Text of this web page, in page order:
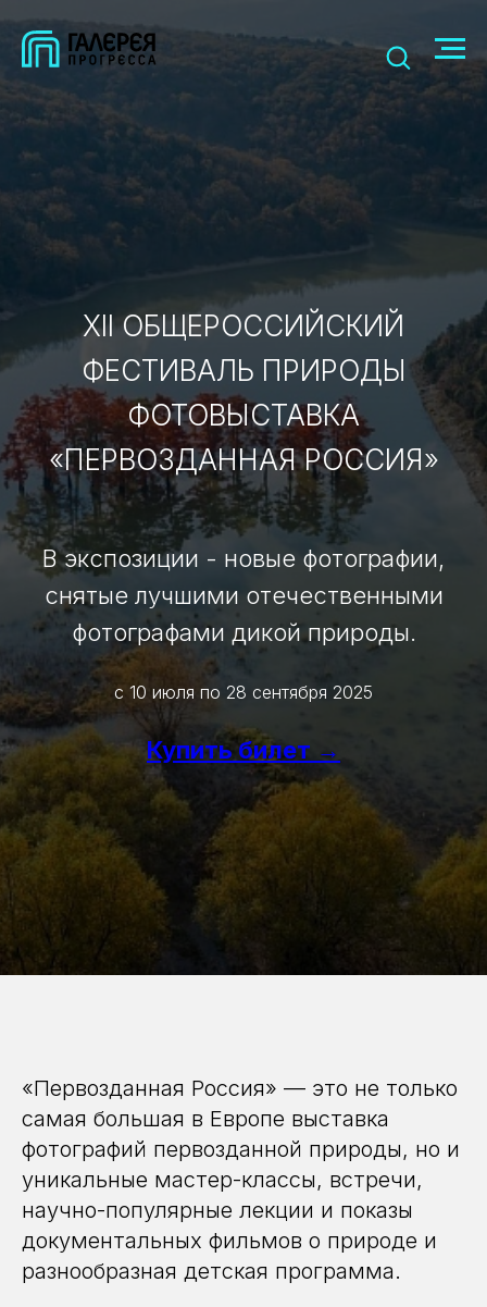
XII ОБЩЕРОССИЙСКИЙ
ФЕСТИВАЛЬ ПРИРОДЫ
ФОТОВЫСТАВКА
«ПЕРВОЗДАННАЯ РОССИЯ»
В экспозиции - новые фотографии,
снятые лучшими отечественными
фотографами дикой природы.
с 10 июля по 28 сентября 2025
Купить билет →
«Первозданная Россия» — это не только
самая большая в Европе выставка
фотографий первозданной природы, но и
уникальные мастер-классы, встречи,
научно-популярные лекции и показы
документальных фильмов о природе и
разнообразная детская программа.